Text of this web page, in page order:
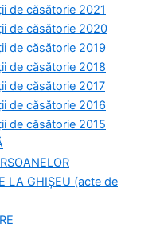
de căsătorie 2021
de căsătorie 2020
de căsătorie 2019
de căsătorie 2018
de căsătorie 2017
de căsătorie 2016
de căsătorie 2015
LA GHIȘEU (acte de